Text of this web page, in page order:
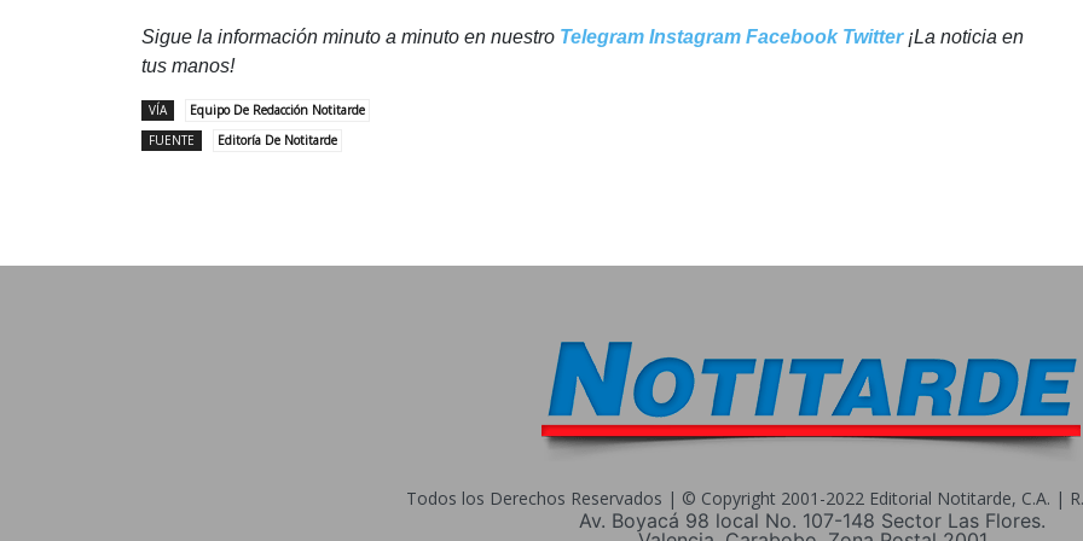
Sigue la información minuto a minuto en nuestro Telegram Instagram Facebook Twitter¡La noticia en
tus manos!
VÍA
Equipo De Redacción Notitarde
FUENTE
Editoría De Notitarde
Todos los Derechos Reservados | © Copyright 2001-2022 Editorial Notitarde, C.A. |
Av. Boyacá 98 local No. 107-148 Sector Las Flores.